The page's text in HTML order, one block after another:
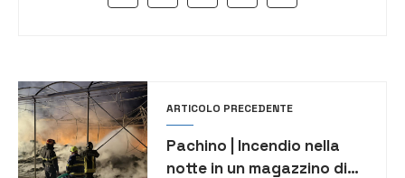
ARTICOLO PRECEDENTE
Pachino | Incendio nella
notte in un magazzino di